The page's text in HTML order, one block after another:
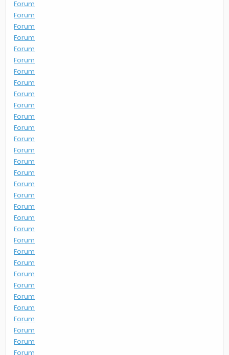
Forum
Forum
Forum
Forum
Forum
Forum
Forum
Forum
Forum
Forum
Forum
Forum
Forum
Forum
Forum
Forum
Forum
Forum
Forum
Forum
Forum
Forum
Forum
Forum
Forum
Forum
Forum
Forum
Forum
Forum
Forum
Forum